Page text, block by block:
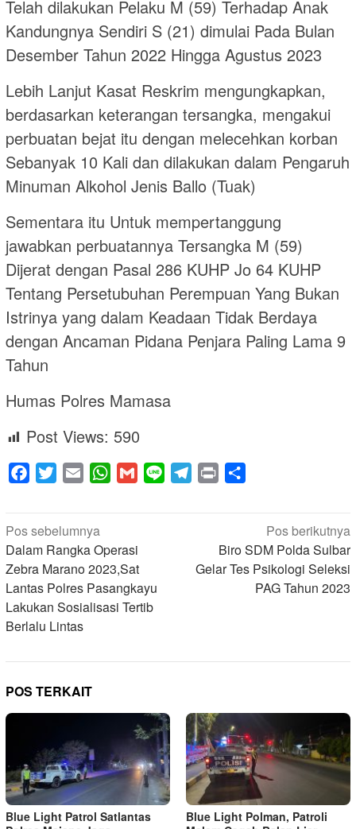
Telah dilakukan Pelaku M (59) Terhadap Anak
Kandungnya Sendiri S (21) dimulai Pada Bulan
Desember Tahun 2022 Hingga Agustus 2023
Lebih Lanjut Kasat Reskrim mengungkapkan,
berdasarkan keterangan tersangka, mengakui
perbuatan bejat itu dengan melecehkan korban
Sebanyak 10 Kali dan dilakukan dalam Pengaruh
Minuman Alkohol Jenis Ballo (Tuak)
Sementara itu Untuk mempertanggung
jawabkan perbuatannya Tersangka M (59)
Dijerat dengan Pasal 286 KUHP Jo 64 KUHP
Tentang Persetubuhan Perempuan Yang Bukan
Istrinya yang dalam Keadaan Tidak Berdaya
dengan Ancaman Pidana Penjara Paling Lama 9
Tahun
Humas Polres Mamasa
Post Views: 590
Facebook
Twitter Email WhatsApp
Gmail Line Telegram
Print
Navigasi
pos
Pos sebelumnya
Dalam Rangka Operasi
Zebra Marano 2023,Sat
Lantas Polres Pasangkayu
Lakukan Sosialisasi Tertib
Berlalu Lintas
Pos berikutnya
Biro SDM Polda Sulbar
Gelar Tes Psikologi Seleksi
PAG Tahun 2023
POS TERKAIT
Blue Light Patrol Satlantas
Blue Light Polman, Patroli